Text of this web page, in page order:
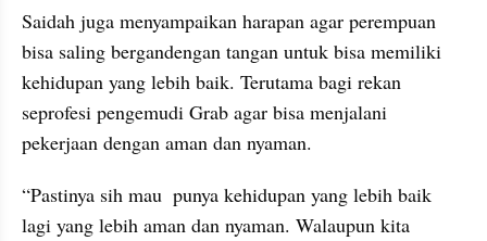
Saidah juga menyampaikan harapan agar perempuan
bisa saling bergandengan tangan untuk bisa memiliki
kehidupan yang lebih baik. Terutama bagi rekan
seprofesi pengemudi Grab agar bisa menjalani
pekerjaan dengan aman dan nyaman.
“Pastinya sih mau  punya kehidupan yang lebih baik
lagi yang lebih aman dan nyaman. Walaupun kita